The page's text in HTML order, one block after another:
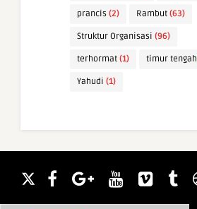
prancis (2) Rambut (63)
Struktur Organisasi (96)
terhormat (1) timur tengah
Yahudi (1)